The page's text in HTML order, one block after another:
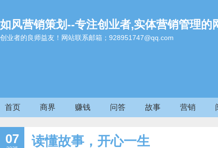
如风营销策划--专注创业者,实体营销管理的
创业者的良师益友！网站联系邮箱；928951747@qq.com
首页 商界 赚钱 问答 故事 营销
07 读懂故事，开心一生